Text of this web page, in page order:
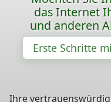
das Internet
und anderen
Erste Schritte
Ihre